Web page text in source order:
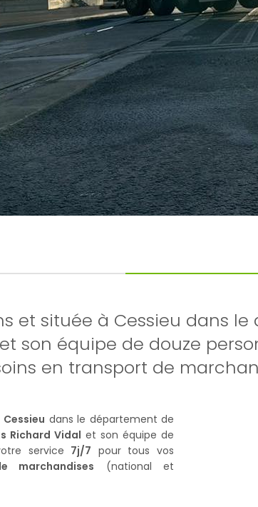
et située à Cessieu dans
son équipe de douze
en transport de
Cessieu dans le département de
Richard Vidal et son équipe de
service 7j/7 pour tous vos
marchandises (national et